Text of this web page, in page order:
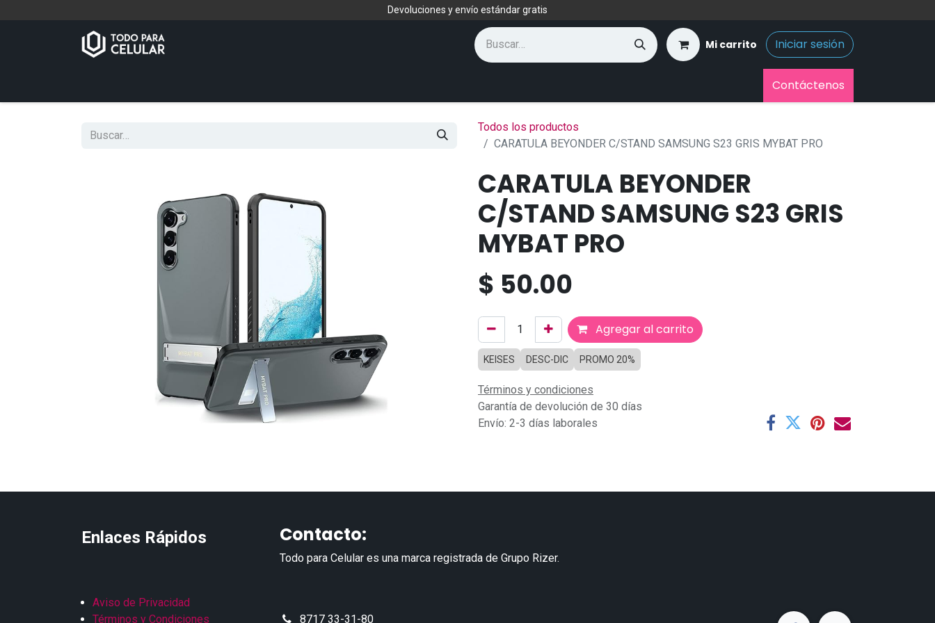
Devoluciones y envío estándar gratis
Mi carrito Iniciar sesión
Contáctenos
Todos los productos
CARATULA BEYONDER C/STAND SAMSUNG S23 GRIS MYBAT PRO
CARATULA BEYONDER
C/STAND SAMSUNG S23 GRIS
MYBAT PRO
$ 50.00
Agregar al carrito
KEISES DESC-DIC PROMO 20%
Términos y condiciones
Garantía de devolución de 30 días
Envío: 2-3 días laborales
Enlaces Rápidos Contacto:
Todo para Celular es una marca registrada de Grupo Rizer.
Aviso de Privacidad
Términos y Condiciones
8717 33-31-80